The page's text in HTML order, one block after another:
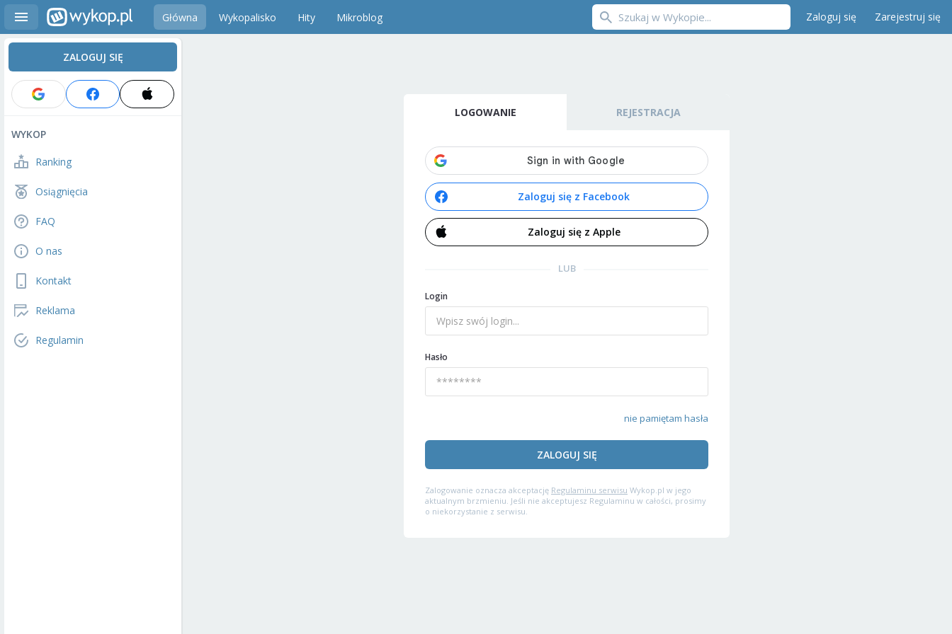
Główna Wykopalisko Hity Mikroblog Zaloguj się Zarejestruj się
ZALOGUJ SIĘ
WYKOP
Ranking
Osiągnięcia
FAQ
O nas
Kontakt
Reklama
Regulamin
LOGOWANIE REJESTRACJA
Zaloguj się z Facebook
Zaloguj się z Apple
LUB
Login
Hasło
nie pamiętam hasła
ZALOGUJ SIĘ
Zalogowanie oznacza akceptację Regulaminu serwisu Wykop.pl w jego
aktualnym brzmieniu. Jeśli nie akceptujesz Regulaminu w całości, prosimy
o niekorzystanie z serwisu.